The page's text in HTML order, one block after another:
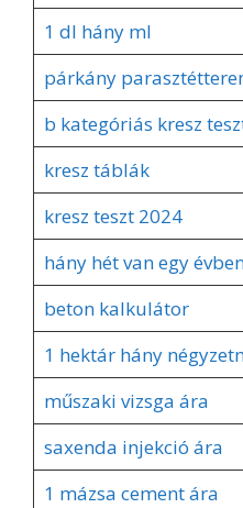
1 dl hány ml
párkány
b kategóriás kresz
kresz táblák
kresz teszt 2024
hány hét van egy
beton kalkulátor
1 hektár hány
műszaki vizsga ára
saxenda injekció ára
1 mázsa cement ára